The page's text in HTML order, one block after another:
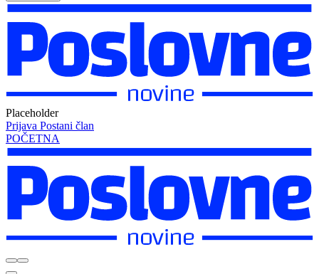
Placeholder
Prijava Postani član
POČETNA